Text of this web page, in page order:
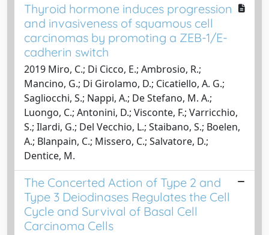
Thyroid hormone induces progression
and invasiveness of squamous cell
carcinomas by promoting a ZEB-1/E-
cadherin switch
2019 Miro, C.; Di Cicco, E.; Ambrosio, R.;
Mancino, G.; Di Girolamo, D.; Cicatiello, A. G.;
Sagliocchi, S.; Nappi, A.; De Stefano, M. A.;
Luongo, C.; Antonini, D.; Visconte, F.; Varricchio,
S.; Ilardi, G.; Del Vecchio, L.; Staibano, S.; Boelen,
A.; Blanpain, C.; Missero, C.; Salvatore, D.;
Dentice, M.
The Concerted Action of Type 2 and
Type 3 Deiodinases Regulates the Cell
Cycle and Survival of Basal Cell
Carcinoma Cells